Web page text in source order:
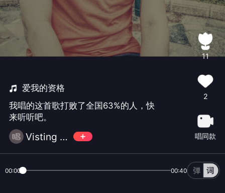
爱我的资格
我唱的这首歌打败了全国63%的人，快
来听听吧。
Visting Ten
11
2
唱同款
00:00 00:40